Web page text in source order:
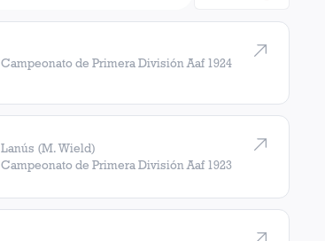
Campeonato de Primera División Aaf 1924
Lanús (M. Wield)
Campeonato de Primera División Aaf 1923